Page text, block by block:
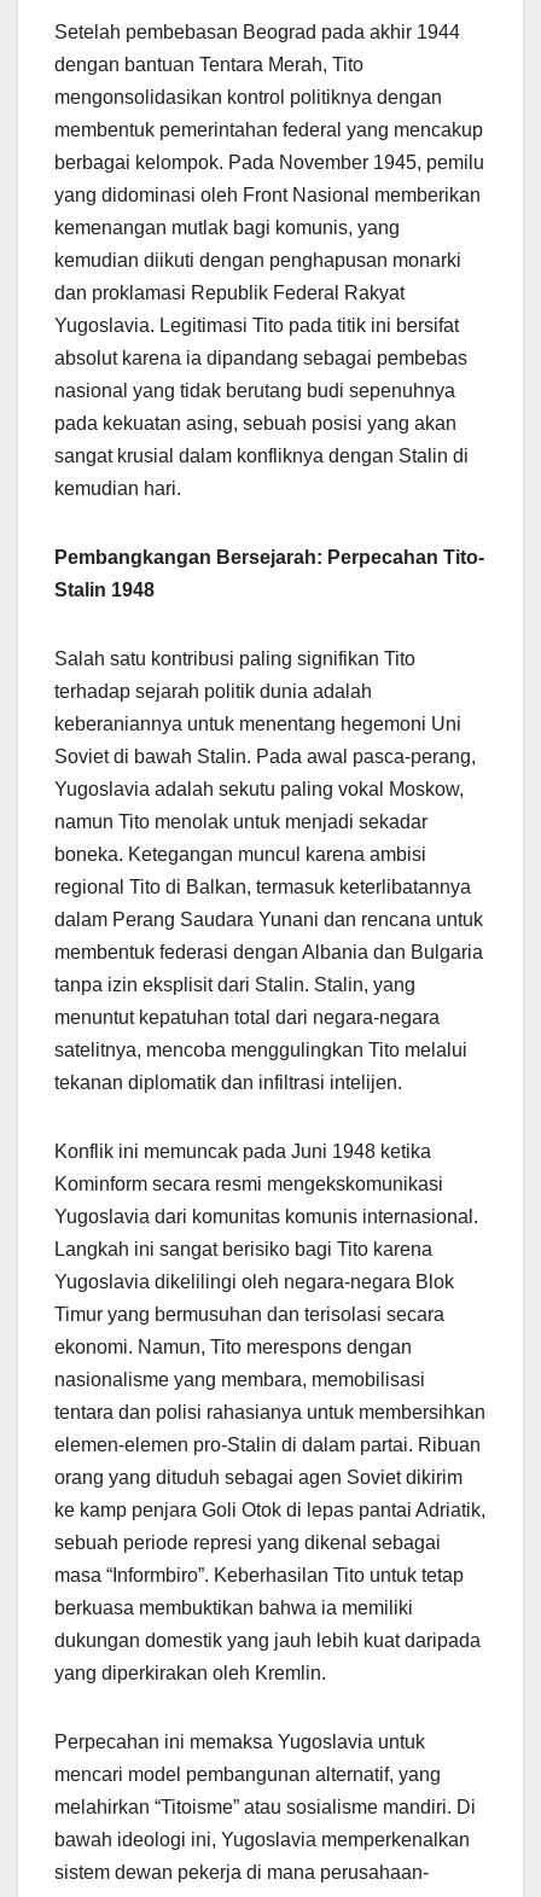
Setelah pembebasan Beograd pada akhir 1944
dengan bantuan Tentara Merah, Tito
mengonsolidasikan kontrol politiknya dengan
membentuk pemerintahan federal yang mencakup
berbagai kelompok. Pada November 1945, pemilu
yang didominasi oleh Front Nasional memberikan
kemenangan mutlak bagi komunis, yang
kemudian diikuti dengan penghapusan monarki
dan proklamasi Republik Federal Rakyat
Yugoslavia. Legitimasi Tito pada titik ini bersifat
absolut karena ia dipandang sebagai pembebas
nasional yang tidak berutang budi sepenuhnya
pada kekuatan asing, sebuah posisi yang akan
sangat krusial dalam konfliknya dengan Stalin di
kemudian hari.
Pembangkangan Bersejarah: Perpecahan Tito-
Stalin 1948
Salah satu kontribusi paling signifikan Tito
terhadap sejarah politik dunia adalah
keberaniannya untuk menentang hegemoni Uni
Soviet di bawah Stalin. Pada awal pasca-perang,
Yugoslavia adalah sekutu paling vokal Moskow,
namun Tito menolak untuk menjadi sekadar
boneka. Ketegangan muncul karena ambisi
regional Tito di Balkan, termasuk keterlibatannya
dalam Perang Saudara Yunani dan rencana untuk
membentuk federasi dengan Albania dan Bulgaria
tanpa izin eksplisit dari Stalin. Stalin, yang
menuntut kepatuhan total dari negara-negara
satelitnya, mencoba menggulingkan Tito melalui
tekanan diplomatik dan infiltrasi intelijen.
Konflik ini memuncak pada Juni 1948 ketika
Kominform secara resmi mengekskomunikasi
Yugoslavia dari komunitas komunis internasional.
Langkah ini sangat berisiko bagi Tito karena
Yugoslavia dikelilingi oleh negara-negara Blok
Timur yang bermusuhan dan terisolasi secara
ekonomi. Namun, Tito merespons dengan
nasionalisme yang membara, memobilisasi
tentara dan polisi rahasianya untuk membersihkan
elemen-elemen pro-Stalin di dalam partai. Ribuan
orang yang dituduh sebagai agen Soviet dikirim
ke kamp penjara Goli Otok di lepas pantai Adriatik,
sebuah periode represi yang dikenal sebagai
masa “Informbiro”. Keberhasilan Tito untuk tetap
berkuasa membuktikan bahwa ia memiliki
dukungan domestik yang jauh lebih kuat daripada
yang diperkirakan oleh Kremlin.
Perpecahan ini memaksa Yugoslavia untuk
mencari model pembangunan alternatif, yang
melahirkan “Titoisme” atau sosialisme mandiri. Di
bawah ideologi ini, Yugoslavia memperkenalkan
sistem dewan pekerja di mana perusahaan-